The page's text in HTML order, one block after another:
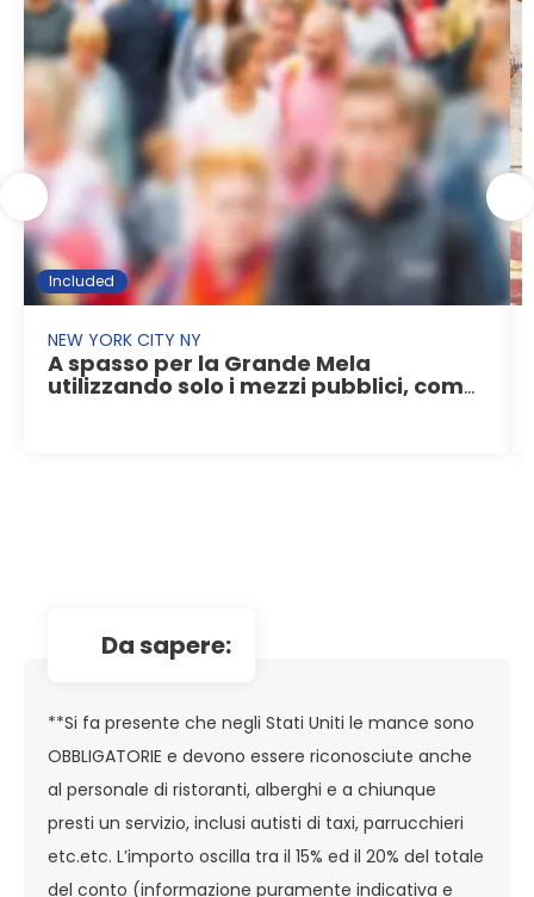
Included
NEW YORK CITY NY
A spasso per la Grande Mela
utilizzando solo i mezzi pubblici, come
da sapere:
**Si fa presente che negli Stati Uniti le mance sono
OBBLIGATORIE e devono essere riconosciute anche
al personale di ristoranti, alberghi e a chiunque
presti un servizio, inclusi autisti di taxi, parrucchieri
etc.etc. L’importo oscilla tra il 15% ed il 20% del totale
del conto (informazione puramente indicativa e